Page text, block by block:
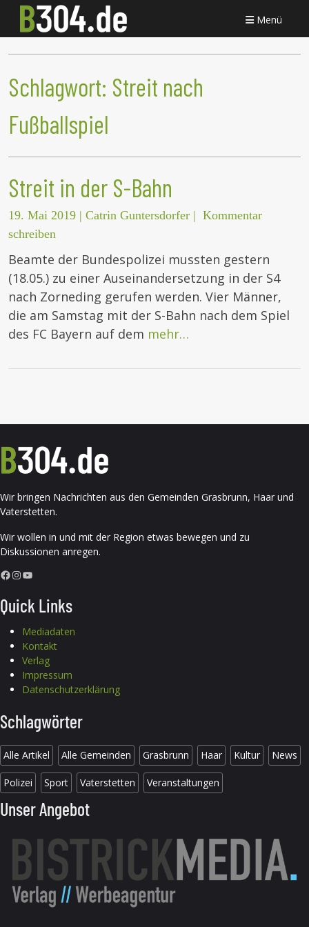
Menü
Schlagwort: Streit nach
Fußballspiel
Streit in der S-Bahn
19. Mai 2019 | Catrin Guntersdorfer | Kommentar
schreiben
Beamte der Bundespolizei mussten gestern
(18.05.) zu einer Auseinandersetzung in der S4
nach Zorneding gerufen werden. Vier Männer,
die am Samstag mit der S-Bahn nach dem Spiel
des FC Bayern auf dem mehr…
Wir bringen Nachrichten aus den Gemeinden Grasbrunn, Haar und
Vaterstetten.
Wir wollen in und mit der Region etwas bewegen und zu
Diskussionen anregen.
Facebook InstagramYouTube
Quick Links
Mediadaten
Kontakt
Verlag
Impressum
Datenschutzerklärung
Schlagwörter
Alle Artikel Alle Gemeinden Grasbrunn Haar Kultur News
Polizei Sport Vaterstetten Veranstaltungen
Unser Angebot